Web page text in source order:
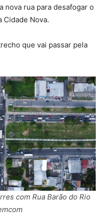
nova rua para desafogar o
Cidade Nova.
que vai passar pela
com Rua Barão do Rio